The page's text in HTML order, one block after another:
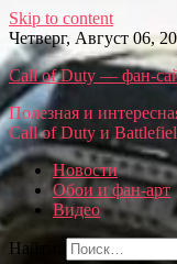
Skip to content
Четверг, Август 06,
Call of Duty — фан-
Полезная и
Call of Duty и
Новости
Обои и фан-арт
Видео
Найти: